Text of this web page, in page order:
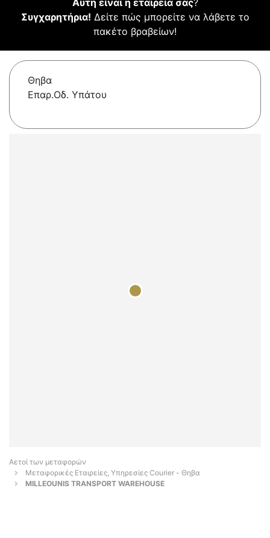
Αυτή είναι η εταιρεία σας?
Συγχαρητήρια! Δείτε πώς μπορείτε να λάβετε το
πακέτο βραβείων!
Θηβα
Επαρ.Οδ. Υπάτου
Αετοί των μεταφορών
Μεταφορικές Εταιρείες, Υπηρεσίες Courier - Θηβα
MILLEOUNIS TRANSPORT WAREHOUSE